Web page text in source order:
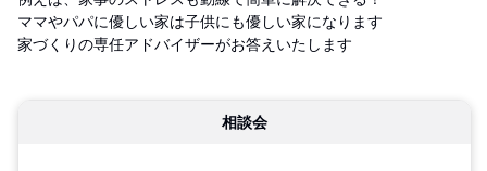
ママやパパに優しい家は子供にも優しい家になります
家づくりの専任アドバイザーがお答えいたします
相談会